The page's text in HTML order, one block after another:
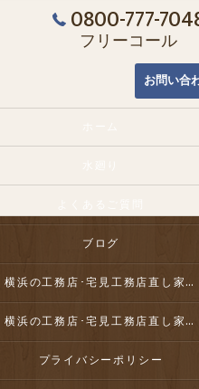
0800-777-
フリーコール
お問い合
ブログ
横浜の工務店･宅見工務店直し家本舗合同会社の口コミ情報
横浜の工務店･宅見工務店直し家本舗合同会社のお客様の声
プライバシーポリシー